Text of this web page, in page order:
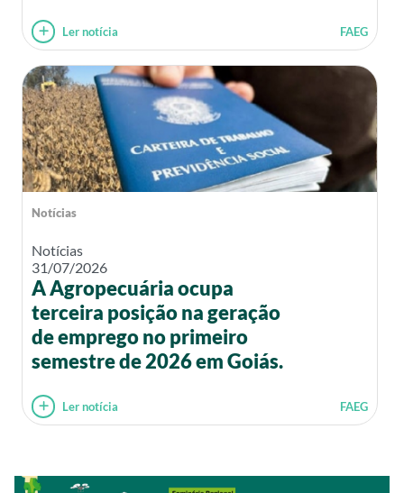
Ler notícia FAEG
Notícias
Notícias
31/07/2026
A Agropecuária ocupa
terceira posição na geração
de emprego no primeiro
semestre de 2026 em Goiás.
Ler notícia FAEG